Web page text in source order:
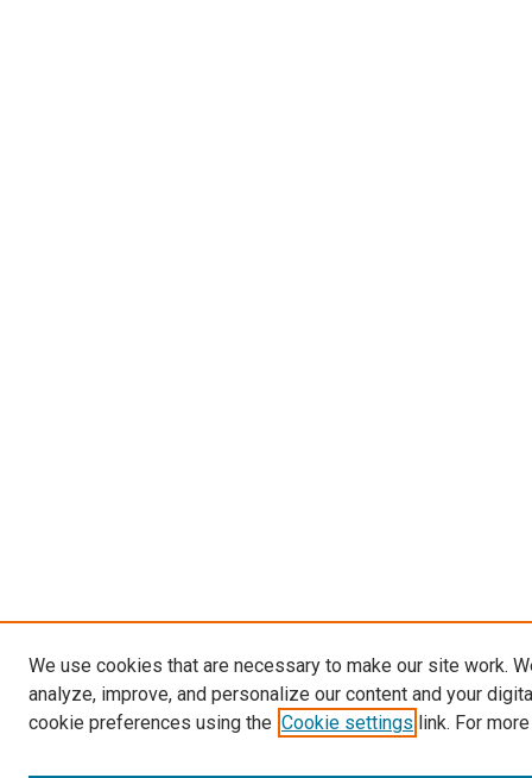
We use cookies that are necessary to make our site work.
analyze, improve, and personalize our content and your
cookie preferences using the Cookie settings link. For